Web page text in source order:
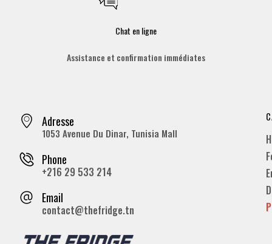
Chat en ligne
Assistance et confirmation immédiates
Adresse
1053 Avenue Du Dinar, Tunisia Mall
Phone
+216 29 533 214
Email
contact@thefridge.tn